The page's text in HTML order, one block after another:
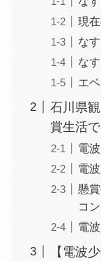
現
な
な
エ
石川県
賞生活
電
電
懸
コ
電
【電波